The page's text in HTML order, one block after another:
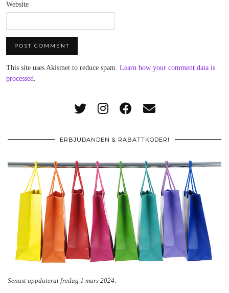
Website
This site uses Akismet to reduce spam. Learn how your comment data is
processed.
ERBJUDANDEN & RABATTKODER!
Senast uppdaterat fredag 1 mars 2024.